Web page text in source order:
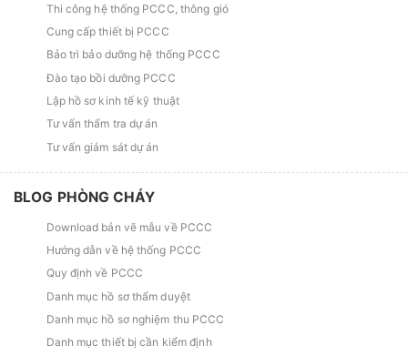
Thi công hệ thống PCCC, thông gió
Cung cấp thiết bị PCCC
Bảo trì bảo dưỡng hệ thống PCCC
Đào tạo bồi dưỡng PCCC
Lập hồ sơ kinh tế kỹ thuật
Tư vấn thẩm tra dự án
Tư vấn giám sát dự án
BLOG PHÒNG CHÁY
Download bản vẽ mẫu về PCCC
Hướng dẫn về hệ thống PCCC
Quy định về PCCC
Danh mục hồ sơ thẩm duyệt
Danh mục hồ sơ nghiệm thu PCCC
Danh mục thiết bị cần kiểm định